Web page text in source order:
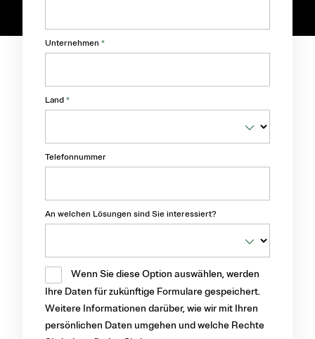
Unternehmen *
Land *
Telefonnummer
An welchen Lösungen sind Sie interessiert?
Wenn Sie diese Option auswählen, werden
Ihre Daten für zukünftige Formulare gespeichert.
Weitere Informationen darüber, wie wir mit Ihren
persönlichen Daten umgehen und welche Rechte